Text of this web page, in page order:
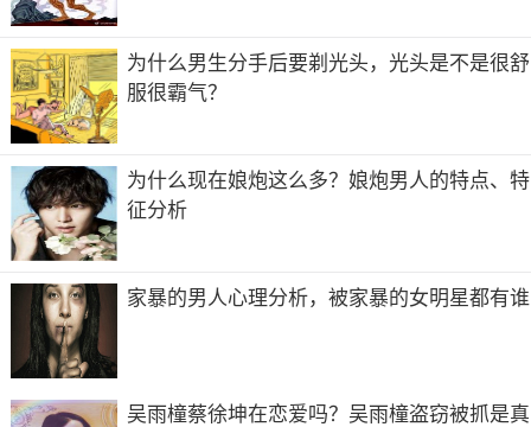
诗句 宋代范成大《四时田园杂兴·其二》： 梅子金黄杏子
飞。
3、苏轼：小舟从此逝，江海寄余生！李白：仰天大笑出门
去，我辈岂是蓬蒿人。陆游：家住苍烟落照间。丝毫尘事不
相关。斟残玉瀣行穿竹，卷罢黄庭卧看山。贪啸傲，任衰
残。不妨随处一开颜。元知造物心肠别，老却英雄似等闲。
逍遥自在享受生活的古诗
逍遥足自怡。鹤恋故巢云恋岫，比君犹自不逍遥。逍遥自是
天游乐，不结沙鸥水石盟。数仞堂高谁富贵，一枝巢隐自逍
遥。
共2页: 上一页 1 2 下一页
为什么男生分手后要剃光头，光头是不是很舒
服很霸气？
为什么现在娘炮这么多？娘炮男人的特点、特
征分析
家暴的男人心理分析，被家暴的女明星都有谁
吴雨橦蔡徐坤在恋爱吗？吴雨橦盗窃被抓是真